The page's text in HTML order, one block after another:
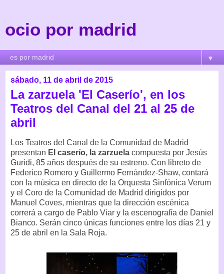
ocio por madrid
▼
sábado, 11 de abril de 2015
La zarzuela 'El Caserío', en los
Teatros del Canal del 21 al 25 de
abril
Los Teatros del Canal de la Comunidad de Madrid
presentan El caserío, la zarzuela compuesta por Jesús
Guridi, 85 años después de su estreno. Con libreto de
Federico Romero y Guillermo Fernández-Shaw, contará
con la música en directo de la Orquesta Sinfónica Verum
y el Coro de la Comunidad de Madrid dirigidos por
Manuel Coves, mientras que la dirección escénica
correrá a cargo de Pablo Viar y la escenografía de Daniel
Bianco. Serán cinco únicas funciones entre los días 21 y
25 de abril en la Sala Roja.